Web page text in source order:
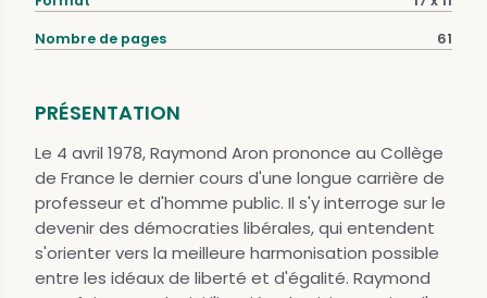
Nombre de pages 61
PRÉSENTATION
Le 4 avril 1978, Raymond Aron prononce au Collège
de France le dernier cours d'une longue carrière de
professeur et d'homme public. Il s'y interroge sur le
devenir des démocraties libérales, qui entendent
s'orienter vers la meilleure harmonisation possible
entre les idéaux de liberté et d'égalité. Raymond